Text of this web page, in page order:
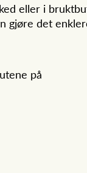
eller i
gjøre det
på